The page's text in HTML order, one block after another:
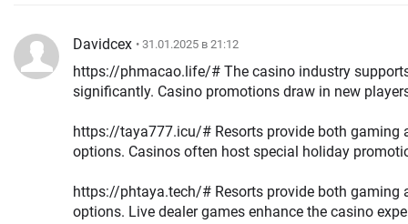
Davidcex • 31.01.2025 в 21:12
https://phmacao.life/# The casino industry
significantly. Casino promotions draw in new
https://taya777.icu/# Resorts provide both gaming
options. Casinos often host special holiday
https://phtaya.tech/# Resorts provide both gaming
options. Live dealer games enhance the casino